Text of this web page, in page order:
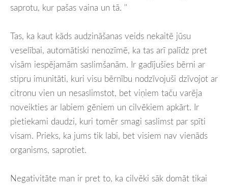
saprotu, kur pašas vaina un tā. ''
Tas, ka kaut kāds audzināšanas veids nekaitē jūsu
veselībai, automātiski nenozīmē, ka tas arī palīdz pret
visām iespējamām saslimšanām. Ir gadījušies bērni ar
stipru imunitāti, kuri visu bērnību nodzīvojuši dzīvojot ar
citronu vien un nesaslimstot, bet viņiem taču varēja
noveikties ar labiem gēniem un cilvēkiem apkārt. Ir
pietiekami daudzi, kuri tomēr smagi saslimst par spīti
visam. Prieks, ka jums tik labi, bet visiem nav vienāds
organisms, saprotiet.
Negativitāte man ir pret to, ka cilvēki sāk domāt tikai